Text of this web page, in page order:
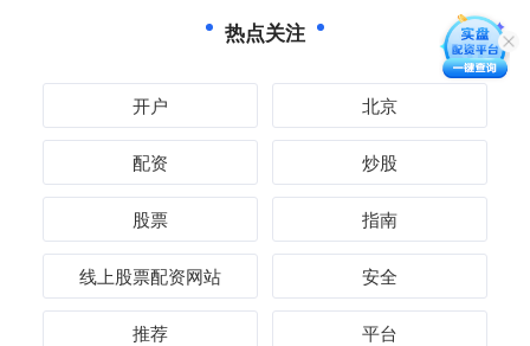
热点关注
开户 北京
配资 炒股
股票 指南
线上股票配资网站 安全
推荐 平台